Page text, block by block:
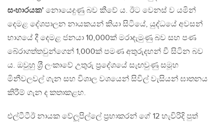
සංහාරයක’ නොයෙදුණු බව කීවේ ය. ඊට වෙනස් ව යමින්
දෙමළ දේශපාලන නායකයන් කියා සිටියේ, යුද්ධයේ අවසන්
භාගයේ දී දෙමළ ජනයා 10,000ක් මරාදැමුණු බව සහ පණ
බේරාගත්තවුන්ගෙන් 1,000ක් පමණ අතුරුදහන් වී සිටින බව
ය. ඔවුහු ශ‍්‍රී ලංකාවේ උතුරු ප‍්‍රදේශයේ සැඟවුණු සමූහ
මිනීවලවල් ගැන සහ විශාල වශයෙන් සිවිල් වැසියන් ඝාතනය
කිරීම් ගැන ද කතාකළහ.
එල්ටීටීඊ නායක වේලූපිල්ලේ ප‍්‍රභාකරන් ගේ 12 හැවිරිදි පුත්